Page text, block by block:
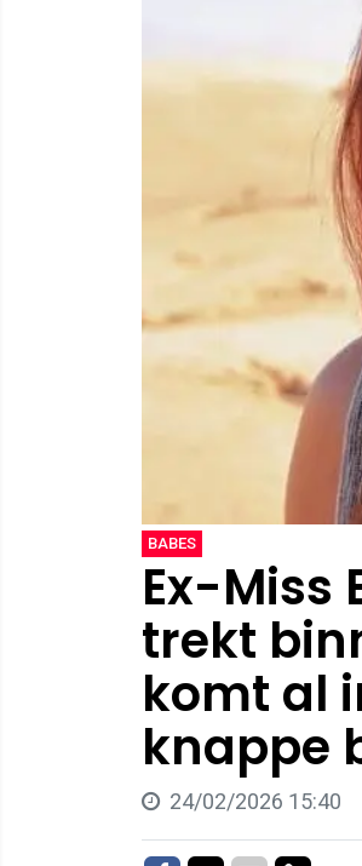
BABES
Ex-Miss
trekt
komt al
knappe
24/02/2026 15:40